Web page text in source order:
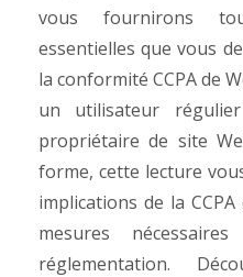
vous fournirons
essentielles que vous
la conformité CCPA de
un utilisateur
propriétaire de site
forme, cette lecture
implications de la
mesures
réglementation.